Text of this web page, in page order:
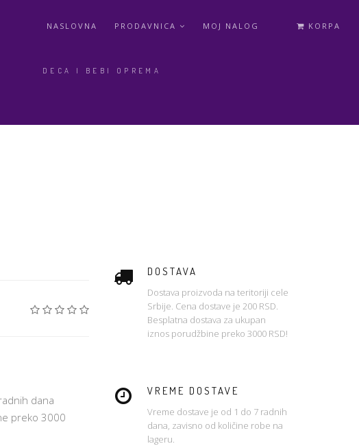
NASLOVNA PRODAVNICA MOJ NALOG KORPA
DECA I BEBI OPREMA
dana
preko 3000
DOSTAVA
Dostava proizvoda na teritoriji cele
Srbije. Cena dostave je 200 RSD.
Besplatna dostava za ukupan
iznos porudžbine preko 3000 RSD!
VREME DOSTAVE
Vreme dostave je od 1 do 7 radnih
dana, zavisno od količine robe na
lageru.